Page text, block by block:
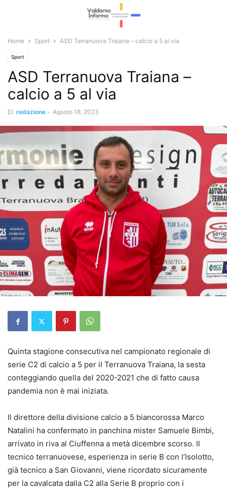
Home Sport ASD Terranuova Traiana – calcio a 5 al via
Sport
ASD Terranuova Traiana –
calcio a 5 al via
Di redazione - Agosto 18, 2023
Quinta stagione consecutiva nel campionato regionale di
serie C2 di calcio a 5 per il Terranuova Traiana, la sesta
conteggiando quella del 2020-2021 che di fatto causa
pandemia non è mai iniziata.
Il direttore della divisione calcio a 5 biancorossa Marco
Natalini ha confermato in panchina mister Samuele Bimbi,
arrivato in riva al Ciuffenna a metà dicembre scorso. Il
tecnico terranuovese, esperienza in serie B con l’Isolotto,
già tecnico a San Giovanni, viene ricordato sicuramente
per la cavalcata dalla C2 alla Serie B proprio con i